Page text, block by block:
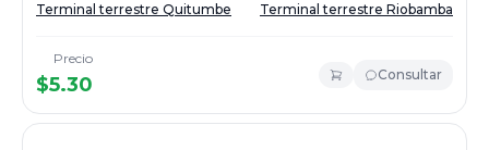
Terminal terrestre Quitumbe Terminal terrestre Riobamba
Precio
$5.30 Consultar